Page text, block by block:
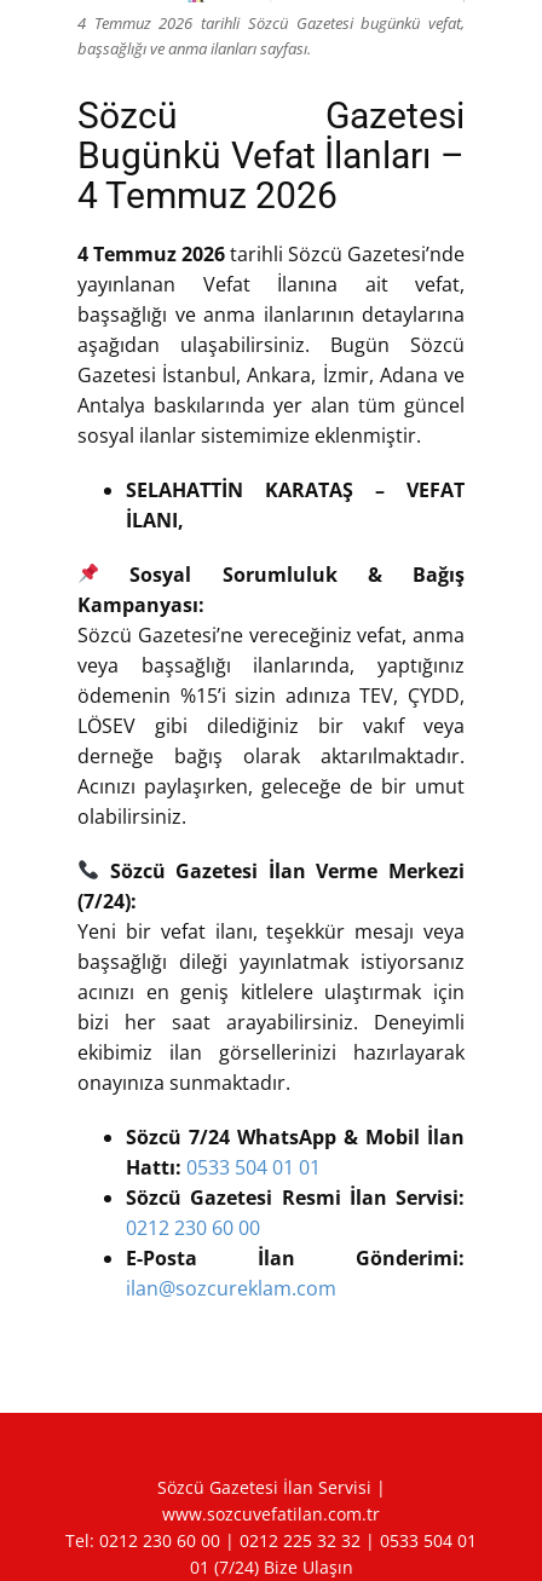
4 Temmuz 2026 tarihli Sözcü Gazetesi bugünkü vefat,
başsağlığı ve anma ilanları sayfası.
Sözcü Gazetesi
Bugünkü Vefat İlanları –
4 Temmuz 2026
4 Temmuz 2026tarihli Sözcü Gazetesi’nde
yayınlanan Vefat İlanına ait vefat,
başsağlığı ve anma ilanlarının detaylarına
aşağıdan ulaşabilirsiniz. Bugün Sözcü
Gazetesi İstanbul, Ankara, İzmir, Adana ve
Antalya baskılarında yer alan tüm güncel
sosyal ilanlar sistemimize eklenmiştir.
SELAHATTİN KARATAŞ – VEFAT
İLANI,
Sosyal Sorumluluk & Bağış
Kampanyası:
Sözcü Gazetesi’ne vereceğiniz vefat, anma
veya başsağlığı ilanlarında, yaptığınız
ödemenin %15’i sizin adınıza TEV, ÇYDD,
LÖSEV gibi dilediğiniz bir vakıf veya
derneğe bağış olarak aktarılmaktadır.
Acınızı paylaşırken, geleceğe de bir umut
olabilirsiniz.
Sözcü Gazetesi İlan Verme Merkezi
(7/24):
Yeni bir vefat ilanı, teşekkür mesajı veya
başsağlığı dileği yayınlatmak istiyorsanız
acınızı en geniş kitlelere ulaştırmak için
bizi her saat arayabilirsiniz. Deneyimli
ekibimiz ilan görsellerinizi hazırlayarak
onayınıza sunmaktadır.
Sözcü 7/24 WhatsApp & Mobil İlan
Hattı: 0533 504 01 01
Sözcü Gazetesi Resmi İlan Servisi:
0212 230 60 00
E-Posta İlan Gönderimi:
ilan@sozcureklam.com
Sözcü Gazetesi İlan Servisi |
www.sozcuvefatilan.com.tr
Tel: 0212 230 60 00 | 0212 225 32 32 | 0533 504 01
01 (7/24) Bize Ulaşın